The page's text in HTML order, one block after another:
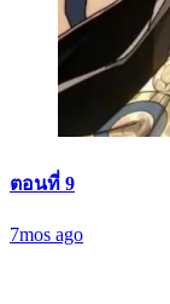
ตอนที่ 9
7mos ago